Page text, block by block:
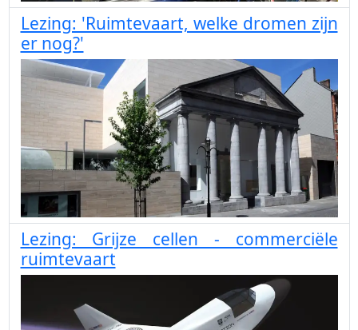
Lezing: 'Ruimtevaart, welke dromen zijn
er nog?'
Lezing: Grijze cellen - commerciële
ruimtevaart